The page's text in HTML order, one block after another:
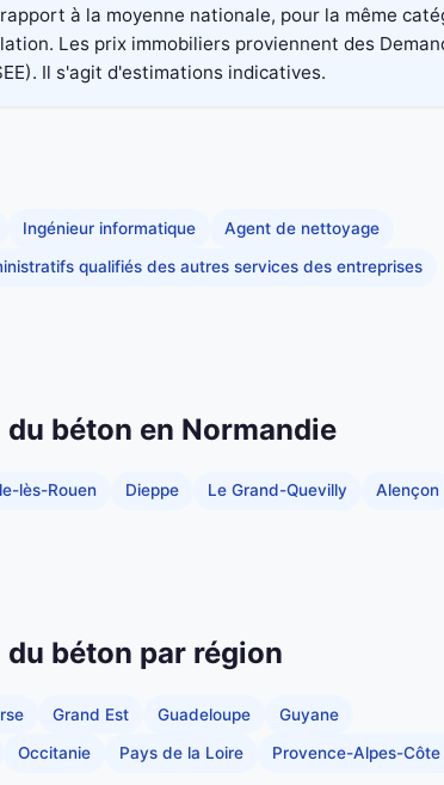
à la moyenne nationale, pour la même
Les prix immobiliers proviennent des
Il s'agit d'estimations indicatives.
Ingénieur informatique Agent de nettoyage
qualifiés des autres services des entreprises
béton en Normandie
lès-Rouen Dieppe Le Grand-Quevilly Alençon
béton par région
Grand Est Guadeloupe Guyane
Occitanie Pays de la Loire Provence-Alpes-